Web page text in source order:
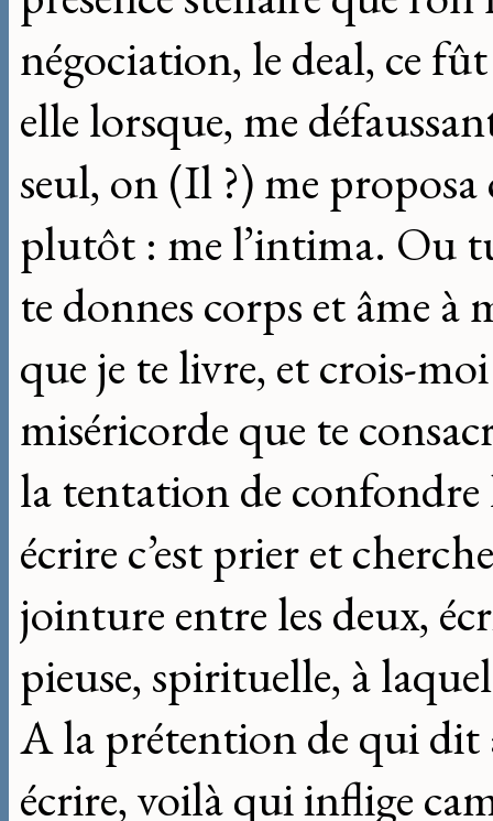
négociation, le deal, ce
elle lorsque, me
seul, on (Il ?) me proposa
plutôt : me l’intima. Ou
te donnes corps et âme à
que je te livre, et crois-
miséricorde que te
la tentation de confondre
écrire c’est prier et
jointure entre les deux,
pieuse, spirituelle, à
A la prétention de qui dit
écrire, voilà qui inflige